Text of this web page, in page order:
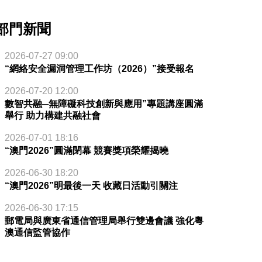
門新聞
2026-07-27 09:00
“網絡安全漏洞管理工作坊（2026）”接受報名
2026-07-20 12:00
數智共融─無障礙科技創新與應用”專題講座圓滿
舉行 助力構建共融社會
2026-07-01 18:16
“澳門2026”圓滿閉幕 競賽獎項榮耀揭曉
2026-06-30 18:20
“澳門2026”明最後一天 收藏日活動引關注
2026-06-30 17:15
郵電局與廣東省通信管理局舉行雙邊會議 強化粵
澳通信監管協作